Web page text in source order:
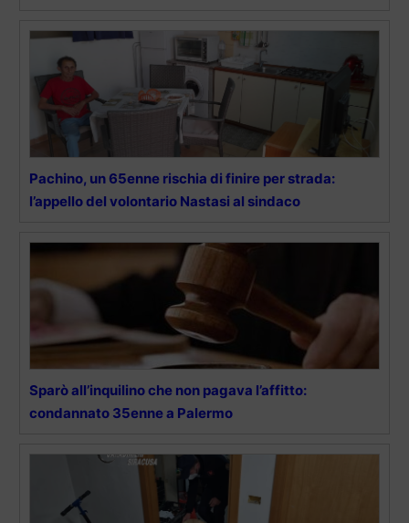
Pachino, un 65enne rischia di finire per strada:
l’appello del volontario Nastasi al sindaco
Sparò all’inquilino che non pagava l’affitto:
condannato 35enne a Palermo